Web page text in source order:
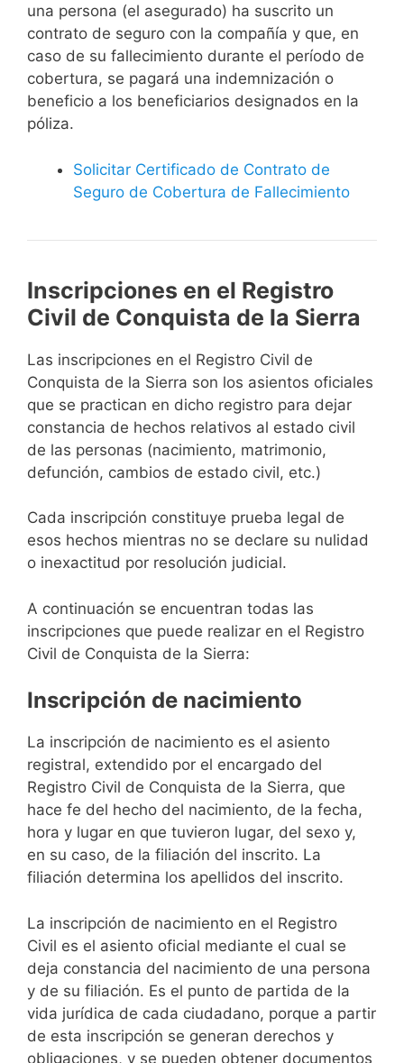
una persona (el asegurado) ha suscrito un
contrato de seguro con la compañía y que, en
caso de su fallecimiento durante el período de
cobertura, se pagará una indemnización o
beneficio a los beneficiarios designados en la
póliza.
Solicitar Certificado de Contrato de
Seguro de Cobertura de Fallecimiento
Inscripciones en el Registro
Civil de Conquista de la Sierra
Las inscripciones en el Registro Civil de
Conquista de la Sierra son los asientos oficiales
que se practican en dicho registro para dejar
constancia de hechos relativos al estado civil
de las personas (nacimiento, matrimonio,
defunción, cambios de estado civil, etc.)
Cada inscripción constituye prueba legal de
esos hechos mientras no se declare su nulidad
o inexactitud por resolución judicial.
A continuación se encuentran todas las
inscripciones que puede realizar en el Registro
Civil de Conquista de la Sierra:
Inscripción de nacimiento
La inscripción de nacimiento es el asiento
registral, extendido por el encargado del
Registro Civil de Conquista de la Sierra, que
hace fe del hecho del nacimiento, de la fecha,
hora y lugar en que tuvieron lugar, del sexo y,
en su caso, de la filiación del inscrito. La
filiación determina los apellidos del inscrito.
La inscripción de nacimiento en el Registro
Civil es el asiento oficial mediante el cual se
deja constancia del nacimiento de una persona
y de su filiación. Es el punto de partida de la
vida jurídica de cada ciudadano, porque a partir
de esta inscripción se generan derechos y
obligaciones, y se pueden obtener documentos